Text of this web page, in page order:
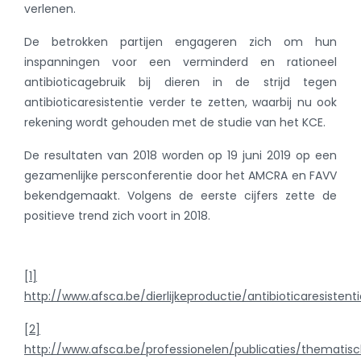
verlenen.
De betrokken partijen engageren zich om hun
inspanningen voor een verminderd en rationeel
antibioticagebruik bij dieren in de strijd tegen
antibioticaresistentie verder te zetten, waarbij nu ook
rekening wordt gehouden met de studie van het KCE.
De resultaten van 2018 worden op 19 juni 2019 op een
gezamenlijke persconferentie door het AMCRA en FAVV
bekendgemaakt. Volgens de eerste cijfers zette de
positieve trend zich voort in 2018.
[1]
http://www.afsca.be/dierlijkeproductie/
[2]
http://www.afsca.be/professionelen/publicaties/